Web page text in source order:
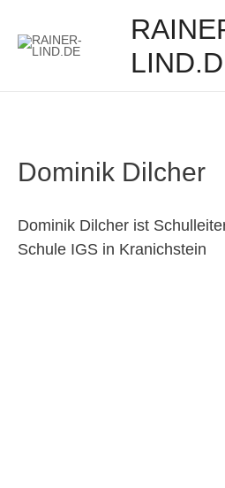
Dominik Dilcher
Dominik Dilcher ist
Schule IGS in Kranichstein